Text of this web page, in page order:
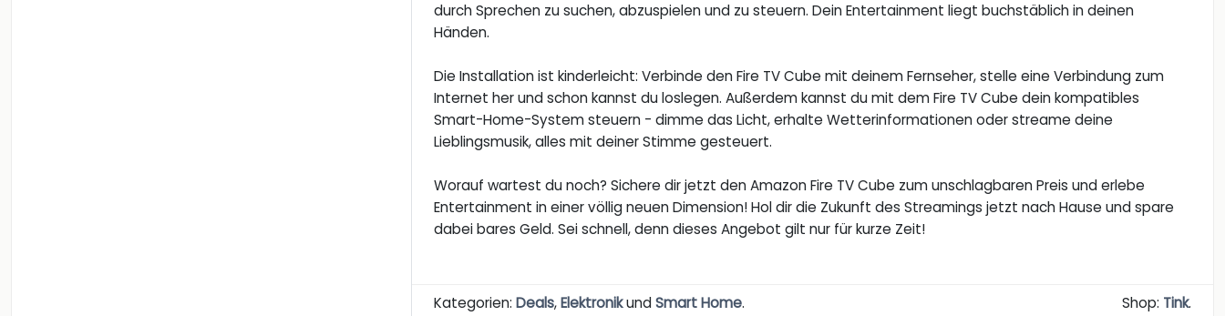
durch Sprechen zu suchen, abzuspielen und zu steuern. Dein Entertainment liegt buchstäblich in deinen
Händen.
Die Installation ist kinderleicht: Verbinde den Fire TV Cube mit deinem Fernseher, stelle eine Verbindung zum
Internet her und schon kannst du loslegen. Außerdem kannst du mit dem Fire TV Cube dein kompatibles
Smart-Home-System steuern - dimme das Licht, erhalte Wetterinformationen oder streame deine
Lieblingsmusik, alles mit deiner Stimme gesteuert.
Worauf wartest du noch? Sichere dir jetzt den Amazon Fire TV Cube zum unschlagbaren Preis und erlebe
Entertainment in einer völlig neuen Dimension! Hol dir die Zukunft des Streamings jetzt nach Hause und spare
dabei bares Geld. Sei schnell, denn dieses Angebot gilt nur für kurze Zeit!
Kategorien:Deals,ElektronikundSmart Home. Shop: Tink.